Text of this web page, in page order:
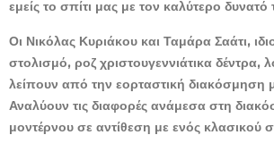
εμείς το σπίτι μας με τον καλύτερο
Οι Νικόλας Κυριάκου και Ταμάρα Σαάτι,
στολισμό, ροζ χριστουγεννιάτικα δέντρα,
λείπουν από την εορταστική
Αναλύουν τις διαφορές ανάμεσα στη
μοντέρνου σε αντίθεση με ενός κλασικού